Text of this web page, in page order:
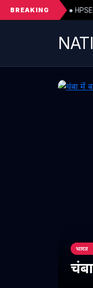
BREAKING
पेंशनर्स की मांग: 2016 से
भारत